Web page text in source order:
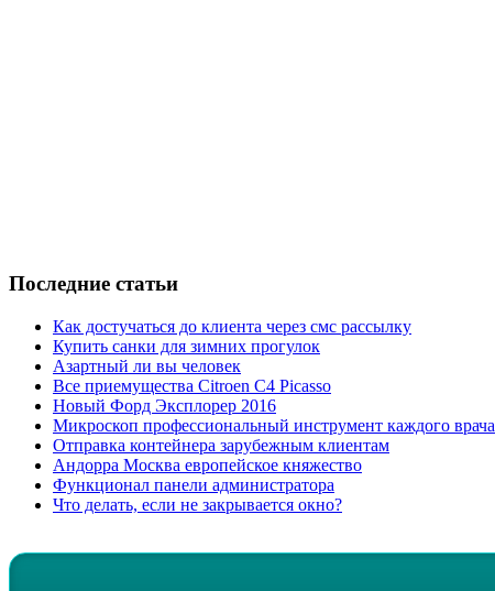
Последние статьи
Как достучаться до клиента через смс рассылку
Купить санки для зимних прогулок
Азартный ли вы человек
Все приемущества Сitroen C4 Picasso
Новый Форд Эксплорер 2016
Микроскоп профессиональный инструмент каждого врача
Отправка контейнера зарубежным клиентам
Андорра Москва европейское княжество
Функционал панели администратора
Что делать, если не закрывается окно?